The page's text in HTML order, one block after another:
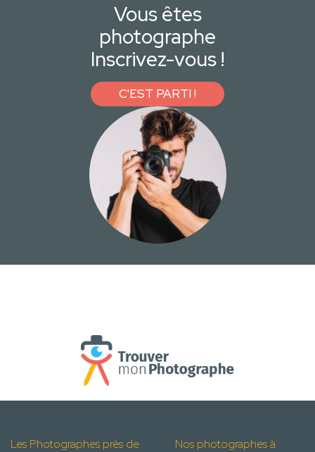
Vous êtes
photographe
Inscrivez-vous !
C'EST PARTI !
Les Photographes près de
Nos photographes à